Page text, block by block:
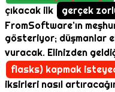
çıkacak ilk
gerçek
FromSoftware’ın
gösteriyor; düşmanlar
vuracak. Elinizden
flasks) kapmak
iksirleri nasıl